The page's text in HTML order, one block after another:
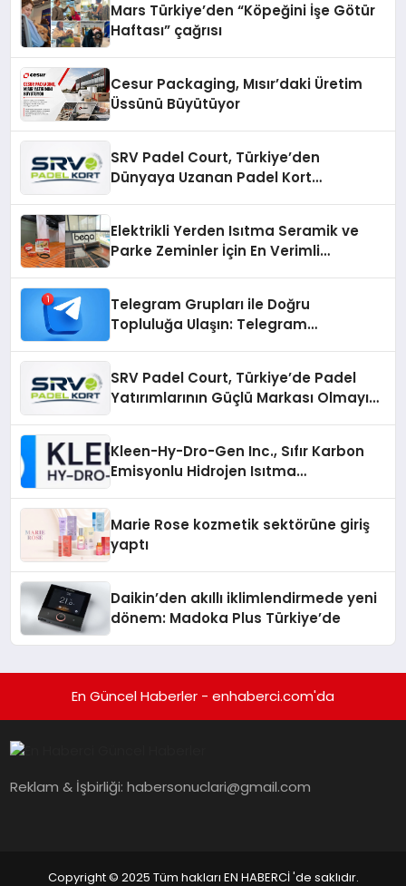
Mars Türkiye’den “Köpeğini İşe Götür
Haftası” çağrısı
Cesur Packaging, Mısır’daki Üretim
Üssünü Büyütüyor
SRV Padel Court, Türkiye’den
Dünyaya Uzanan Padel Kort
Elektrikli Yerden Isıtma Seramik ve
Parke Zeminler İçin En Verimli
Telegram Grupları ile Doğru
Topluluğa Ulaşın: Telegram
SRV Padel Court, Türkiye’de Padel
Yatırımlarının Güçlü Markası Olmayı
Kleen-Hy-Dro-Gen Inc., Sıfır Karbon
Emisyonlu Hidrojen Isıtma
Marie Rose kozmetik sektörüne giriş
yaptı
Daikin’den akıllı iklimlendirmede yeni
dönem: Madoka Plus Türkiye’de
En Güncel Haberler - enhaberci.com'da
Reklam & İşbirliği:habersonuclari@gmail.com
Copyright © 2025 Tüm hakları EN HABERCİ 'de saklıdır.